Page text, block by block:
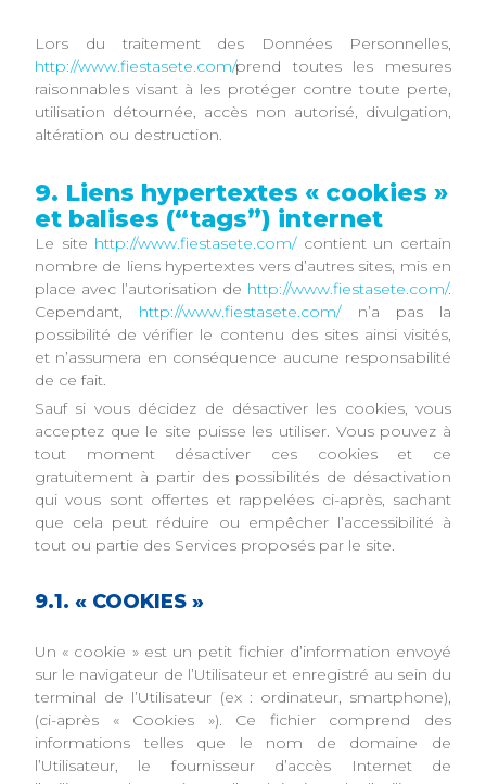
Lors du traitement des Données Personnelles,
http://www.fiestasete.com/prend toutes les mesures
raisonnables visant à les protéger contre toute perte,
utilisation détournée, accès non autorisé, divulgation,
altération ou destruction.
9. Liens hypertextes « cookies »
et balises (“tags”) internet
Le site http://www.fiestasete.com/contient un certain
nombre de liens hypertextes vers d’autres sites, mis en
place avec l’autorisation de http://www.fiestasete.com/.
Cependant, http://www.fiestasete.com/n’a pas la
possibilité de vérifier le contenu des sites ainsi visités,
et n’assumera en conséquence aucune responsabilité
de ce fait.
Sauf si vous décidez de désactiver les cookies, vous
acceptez que le site puisse les utiliser. Vous pouvez à
tout moment désactiver ces cookies et ce
gratuitement à partir des possibilités de désactivation
qui vous sont offertes et rappelées ci-après, sachant
que cela peut réduire ou empêcher l’accessibilité à
tout ou partie des Services proposés par le site.
9.1. « COOKIES »
Un « cookie » est un petit fichier d’information envoyé
sur le navigateur de l’Utilisateur et enregistré au sein du
terminal de l’Utilisateur (ex : ordinateur, smartphone),
(ci-après « Cookies »). Ce fichier comprend des
informations telles que le nom de domaine de
l’Utilisateur, le fournisseur d’accès Internet de